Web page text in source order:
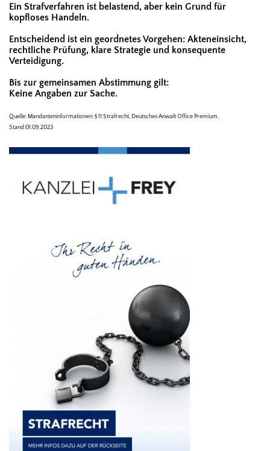
Ein Strafverfahren ist belastend, aber kein Grund für
kopfloses Handeln.
Entscheidend ist ein geordnetes Vorgehen: Akteneinsicht,
rechtliche Prüfung, klare Strategie und konsequente
Verteidigung.
Bis zur gemeinsamen Abstimmung gilt:
Keine Angaben zur Sache.
Quelle: Mandanteninformationen: § 11 Strafrecht, Deutsches Anwalt Office Premium,
Stand:01.09.2023